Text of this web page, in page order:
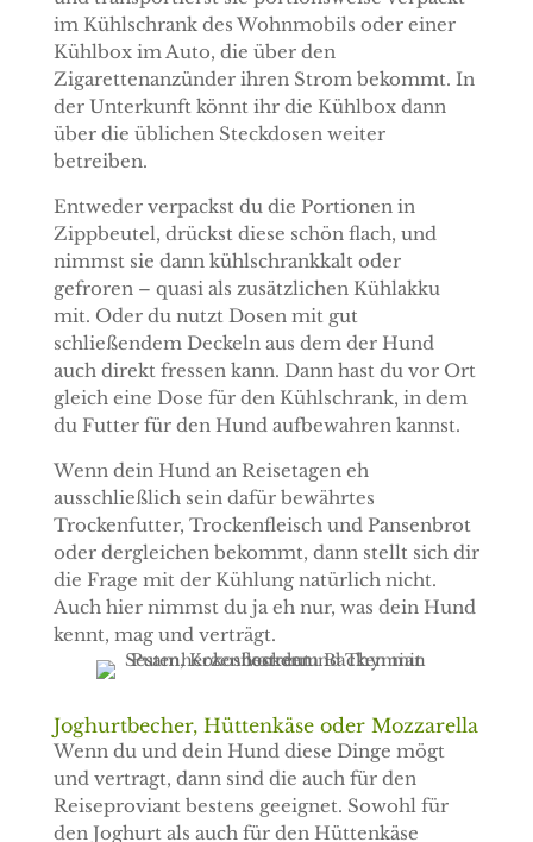
im Kühlschrank des Wohnmobils oder einer
Kühlbox im Auto, die über den
Zigarettenanzünder ihren Strom bekommt. In
der Unterkunft könnt ihr die Kühlbox dann
über die üblichen Steckdosen weiter
betreiben.
Entweder verpackst du die Portionen in
Zippbeutel, drückst diese schön flach, und
nimmst sie dann kühlschrankkalt oder
gefroren – quasi als zusätzlichen Kühlakku
mit. Oder du nutzt Dosen mit gut
schließendem Deckeln aus dem der Hund
auch direkt fressen kann. Dann hast du vor Ort
gleich eine Dose für den Kühlschrank, in dem
du Futter für den Hund aufbewahren kannst.
Wenn dein Hund an Reisetagen eh
ausschließlich sein dafür bewährtes
Trockenfutter, Trockenfleisch und Pansenbrot
oder dergleichen bekommt, dann stellt sich dir
die Frage mit der Kühlung natürlich nicht.
Auch hier nimmst du ja eh nur, was dein Hund
kennt, mag und verträgt.
Joghurtbecher, Hüttenkäse oder Mozzarella
Wenn du und dein Hund diese Dinge mögt
und vertragt, dann sind die auch für den
Reiseproviant bestens geeignet. Sowohl für
den Joghurt als auch für den Hüttenkäse